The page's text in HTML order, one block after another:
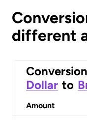
different
Dollar to
Amount